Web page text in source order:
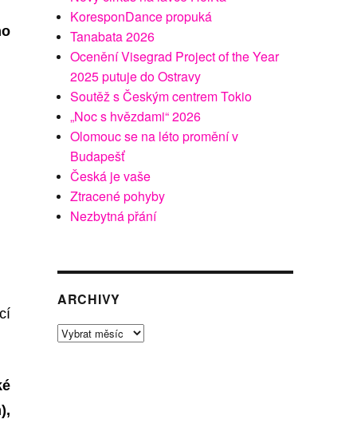
KoresponDance propuká
Tanabata 2026
Ocenění Visegrad Project of the Year
2025 putuje do Ostravy
Soutěž s Českým centrem Tokio
„Noc s hvězdami“ 2026
Olomouc se na léto promění v
Budapešť
Česká je vaše
Ztracené pohyby
Nezbytná přání
ARCHIVY
Archivy